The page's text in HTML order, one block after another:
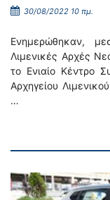
30/08/2022 10 πμ.
Ενημερώθηκαν,
Λιμενικές Αρχές
το Ενιαίο Κέντρο
Αρχηγείου
…